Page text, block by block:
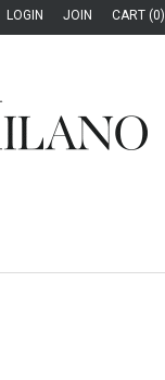
LOGIN JOIN CART (0)